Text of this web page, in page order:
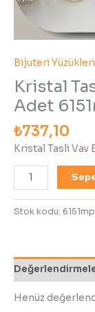
Bijuteri Yüzükleri
Kristal
Adet
₺737,10
Kristal Tasli Vav
Stok kodu: 6151mp
Henüz